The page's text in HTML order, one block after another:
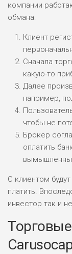
компании
обмана:
Клиент
Сначала
какую-то
Далее
например,
чтобы не
Брокер
оплатить
С клиентом
платить.
инвестор так и